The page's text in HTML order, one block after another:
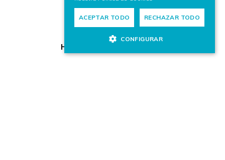
HR Excellence in Research
ACEPTAR TODO RECHAZAR TODO
CONFIGURAR